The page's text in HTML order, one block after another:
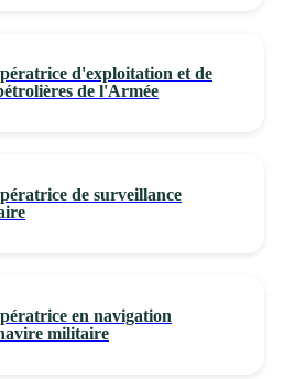
d'exploitation et de
de l'Armée
de surveillance
en navigation
militaire